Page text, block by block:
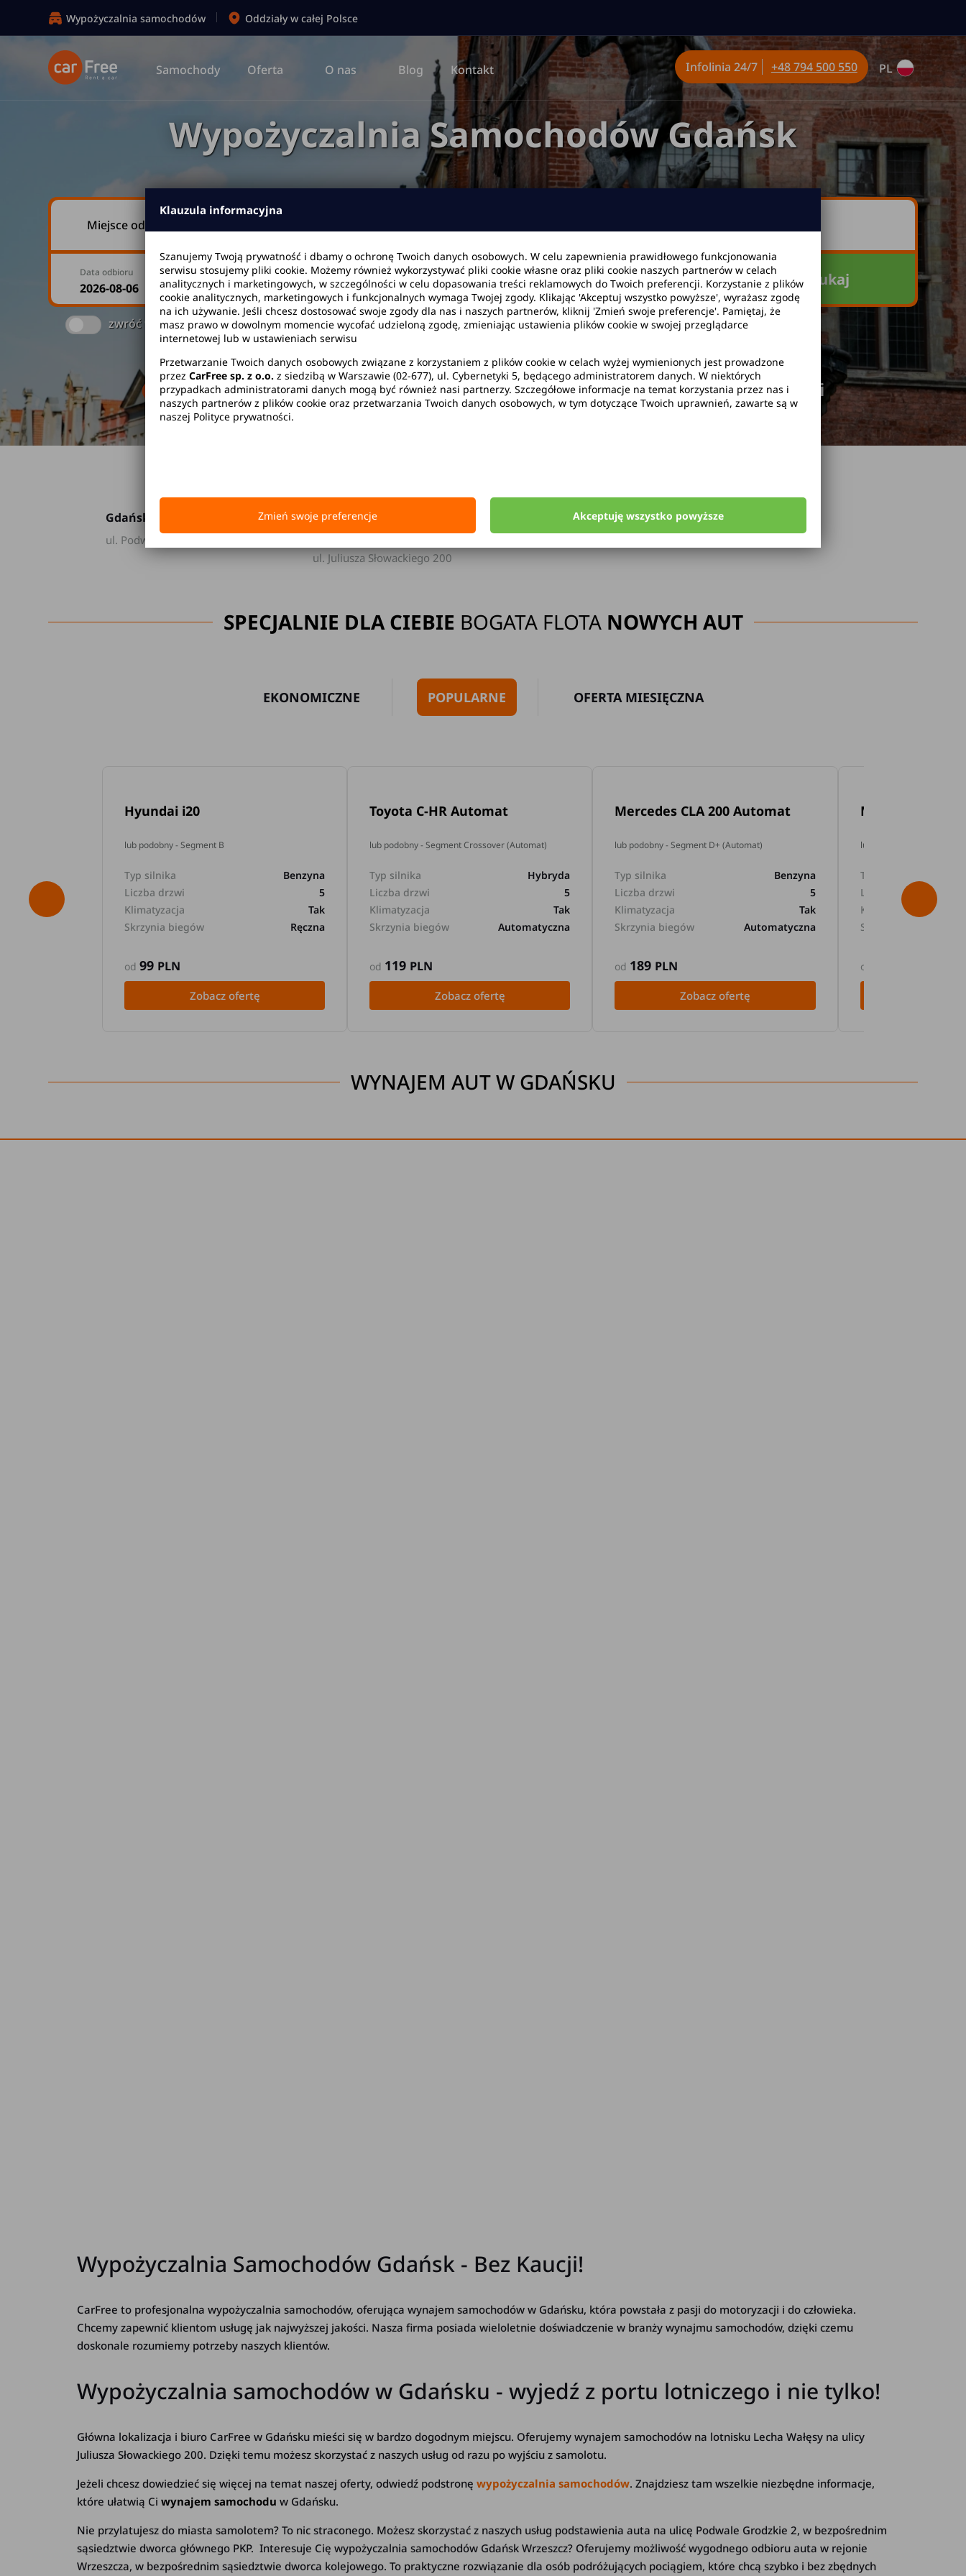
Wypożyczalnia Samochodów Gdańsk
Miejsce odbioru
Data odbioru Godzina Data zwrotu Godzina Szukaj
zwróć w innym miejscu
Brak kaucji Brak limitu kilometrów Bezpłatne odwołanie rezerwacji
Wypożyczalnia samochodów Oddziały w całej Polsce
Samochody Oferta O nas Blog Kontakt Infolinia 24/7 +48 794 500 550 PL
Gdańsk
ul. Podwale Grodzkie 2
Gdańsk Lotnisko
ul. Juliusza Słowackiego 200
SPECJALNIE DLA CIEBIE BOGATA FLOTA NOWYCH AUT
EKONOMICZNE POPULARNE OFERTA MIESIĘCZNA
Hyundai i20
lub podobny - Segment B
Typ silnika
Benzyna
Liczba drzwi
5
Klimatyzacja
Tak
Skrzynia biegów
Ręczna
od99 PLN
Zobacz ofertę
Toyota C-HR Automat
lub podobny - Segment Crossover (Automat)
Typ silnika
Hybryda
Liczba drzwi
5
Klimatyzacja
Tak
Skrzynia biegów
Automatyczna
od 119 PLN
Zobacz ofertę
Mercedes CLA 200 Automat
lub podobny - Segment D+ (Automat)
Typ silnika
Benzyna
Liczba drzwi
5
Klimatyzacja
Tak
Skrzynia biegów
Automatyczna
od 189 PLN
Zobacz ofertę
Mercedes GLA
lub podobny - Segment
Typ silnika
Liczba drzwi
Klimatyzacja
Skrzynia biegów
od
WYNAJEM AUT W GDAŃSKU
Wypożyczalnia Samochodów Gdańsk - Bez Kaucji!
CarFree to profesjonalna wypożyczalnia samochodów, oferująca wynajem samochodów w Gdańsku, która powstała z pasji do motoryzacji i do człowieka.
Chcemy zapewnić klientom usługę jak najwyższej jakości. Nasza firma posiada wieloletnie doświadczenie w branży wynajmu samochodów, dzięki czemu
doskonale rozumiemy potrzeby naszych klientów.
Wypożyczalnia samochodów w Gdańsku - wyjedź z portu lotniczego i nie tylko!
Główna lokalizacja i biuro CarFree w Gdańsku mieści się w bardzo dogodnym miejscu. Oferujemy wynajem samochodów na lotnisku Lecha Wałęsy na ulicy
Juliusza Słowackiego 200. Dzięki temu możesz skorzystać z naszych usług od razu po wyjściu z samolotu.
Jeżeli chcesz dowiedzieć się więcej na temat naszej oferty, odwiedź podstronęwypożyczalnia samochodów. Znajdziesz tam wszelkie niezbędne informacje,
które ułatwią Ciwynajem samochoduw Gdańsku.
Nie przylatujesz do miasta samolotem? To nic straconego. Możesz skorzystać z naszych usług podstawienia auta na ulicę Podwale Grodzkie 2, w bezpośrednim
sąsiedztwie dworca głównego PKP. Interesuje Cię wypożyczalnia samochodów Gdańsk Wrzeszcz? Oferujemy możliwość wygodnego odbioru auta w rejonie
Wrzeszcza, w bezpośrednim sąsiedztwie dworca kolejowego. To praktyczne rozwiązanie dla osób podróżujących pociągiem, które chcą szybko i bez zbędnych
Klauzula informacyjna
Szanujemy Twoją prywatność i dbamy o ochronę Twoich danych osobowych. W celu zapewnienia prawidłowego funkcjonowania
serwisu stosujemy pliki cookie. Możemy również wykorzystywać pliki cookie własne oraz pliki cookie naszych partnerów w celach
analitycznych i marketingowych, w szczególności w celu dopasowania treści reklamowych do Twoich preferencji. Korzystanie z plików
cookie analitycznych, marketingowych i funkcjonalnych wymaga Twojej zgody. Klikając 'Akceptuj wszystko powyższe', wyrażasz zgodę
na ich używanie. Jeśli chcesz dostosować swoje zgody dla nas i naszych partnerów, kliknij 'Zmień swoje preferencje'. Pamiętaj, że
masz prawo w dowolnym momencie wycofać udzieloną zgodę, zmieniając ustawienia plików cookie w swojej przeglądarce
internetowej lub w ustawieniach serwisu
Przetwarzanie Twoich danych osobowych związane z korzystaniem z plików cookie w celach wyżej wymienionych jest prowadzone
przez CarFree sp. z o.o. z siedzibą w Warszawie (02-677), ul. Cybernetyki 5, będącego administratorem danych. W niektórych
przypadkach administratorami danych mogą być również nasi partnerzy. Szczegółowe informacje na temat korzystania przez nas i
naszych partnerów z plików cookie oraz przetwarzania Twoich danych osobowych, w tym dotyczące Twoich uprawnień, zawarte są w
naszej Polityce prywatności.
Zmień swoje preferencje Akceptuję wszystko powyższe